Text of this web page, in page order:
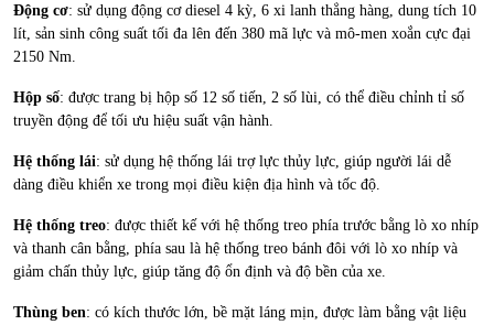
Động cơ: sử dụng động cơ diesel 4 kỳ, 6 xi lanh thẳng hàng, dung tích 10
lít, sản sinh công suất tối đa lên đến 380 mã lực và mô-men xoắn cực đại
2150 Nm.
Hộp số: được trang bị hộp số 12 số tiến, 2 số lùi, có thể điều chỉnh tỉ số
truyền động để tối ưu hiệu suất vận hành.
Hệ thống lái: sử dụng hệ thống lái trợ lực thủy lực, giúp người lái dễ
dàng điều khiển xe trong mọi điều kiện địa hình và tốc độ.
Hệ thống treo: được thiết kế với hệ thống treo phía trước bằng lò xo nhíp
và thanh cân bằng, phía sau là hệ thống treo bánh đôi với lò xo nhíp và
giảm chấn thủy lực, giúp tăng độ ổn định và độ bền của xe.
Thùng ben: có kích thước lớn, bề mặt láng mịn, được làm bằng vật liệu